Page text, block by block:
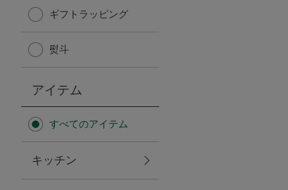
日傘
保冷バッグ
無重力シリーズ
ギフトラッピング
熨斗
アイテム
すべてのアイテム
キッチン